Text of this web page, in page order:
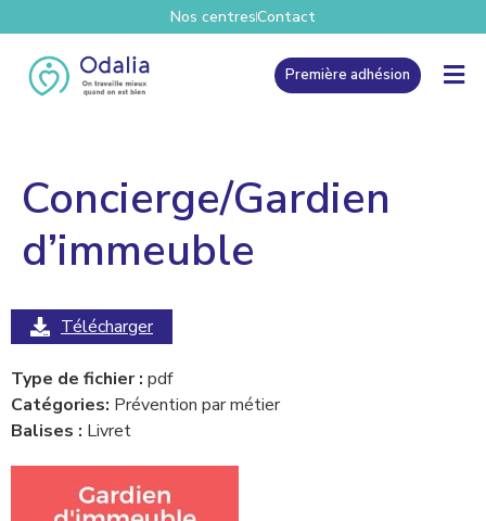
Nos centresContact
Première adhésion
Concierge/Gardien
d’immeuble
Télécharger
Type de fichier : pdf
Catégories: Prévention par métier
Balises : Livret